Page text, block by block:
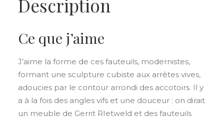
Description
Ce que j’aime
J’aime la forme de ces fauteuils, modernistes,
formant une sculpture cubiste aux arrêtes vives,
adoucies par le contour arrondi des accotoirs. Il y
a à la fois des angles vifs et une douceur : on dirait
un meuble de Gerrit RIetweld et des fauteuils